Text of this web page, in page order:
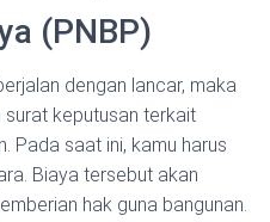
(PNBP)
dengan lancar, maka
keputusan terkait
Pada saat ini, kamu harus
Biaya tersebut akan
hak guna bangunan.